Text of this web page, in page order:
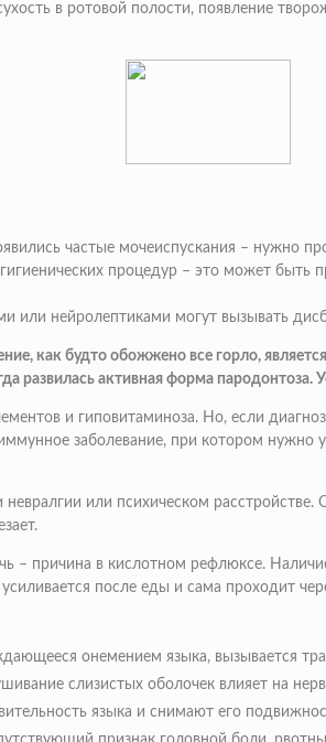
в ротовой полости, появление
частые мочеиспускания – нужно
процедур – это может
или нейролептиками могут вызывать
как будто обожжено все горло,
развилась активная форма
и гиповитаминоза. Но, если
заболевание, при котором нужно
или психическом
– причина в кислотном рефлюксе.
после еды и сама проходит
онемением языка, вызывается
слизистых оболочек влияет на
языка и снимают его